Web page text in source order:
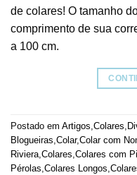
de colares! O tamanho
comprimento de sua
a 100 cm.
Postado em Artigos Colares
Blogueiras Colar,Colar com
Riviera Colares Colares com
Pérolas Colares Longos